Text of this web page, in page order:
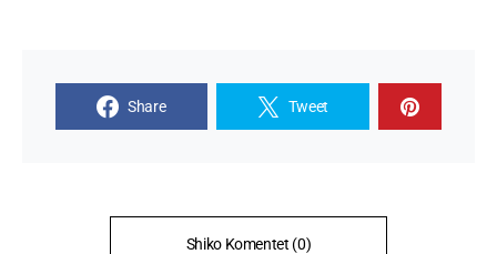
Share Tweet
Shiko Komentet (0)